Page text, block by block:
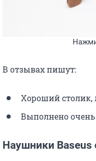
В отзывах пишут:
Хороший столик,
Выполнено
Наушники Baseus